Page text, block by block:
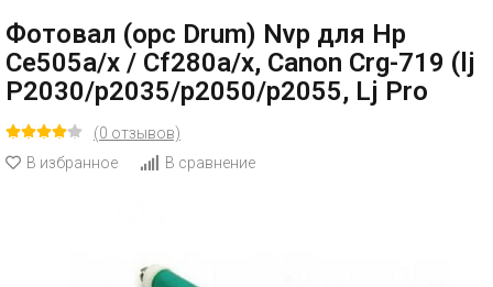
Фотовал (opc Drum) Nvp для Hp
Ce505a/x / Cf280a/x, Canon Crg-719 (lj
P2030/p2035/p2050/p2055, Lj Pro
(0 отзывов)
В избранное
В сравнение